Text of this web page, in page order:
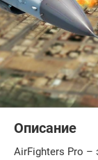
Описание
AirFighters Pro –